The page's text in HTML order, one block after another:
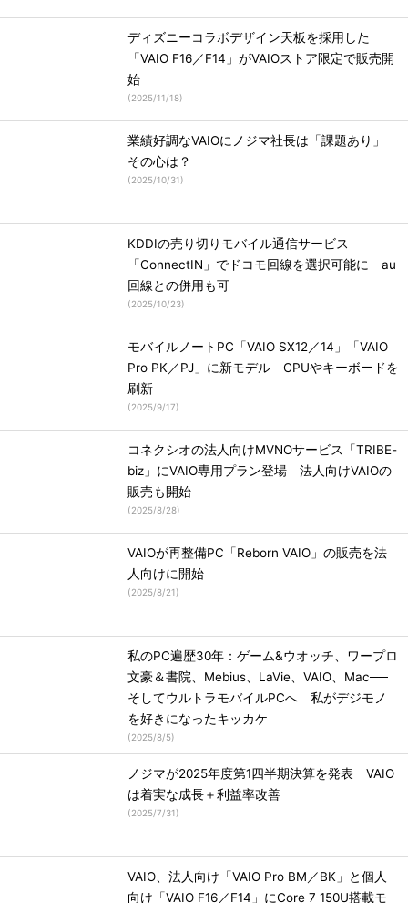
ディズニーコラボデザイン天板を採用した
「VAIO F16／F14」がVAIOストア限定で販売開
始
(2025/11/18)
業績好調なVAIOにノジマ社長は「課題あり」
その心は？
(2025/10/31)
KDDIの売り切りモバイル通信サービス
「ConnectIN」でドコモ回線を選択可能に au
回線との併用も可
(2025/10/23)
モバイルノートPC「VAIO SX12／14」「VAIO
Pro PK／PJ」に新モデル CPUやキーボードを
刷新
(2025/9/17)
コネクシオの法人向けMVNOサービス「TRIBE-
biz」にVAIO専用プラン登場 法人向けVAIOの
販売も開始
(2025/8/28)
VAIOが再整備PC「Reborn VAIO」の販売を法
人向けに開始
(2025/8/21)
私のPC遍歴30年：ゲーム&ウオッチ、ワープロ
文豪＆書院、Mebius、LaVie、VAIO、Mac──
そしてウルトラモバイルPCへ 私がデジモノ
を好きになったキッカケ
(2025/8/5)
ノジマが2025年度第1四半期決算を発表 VAIO
は着実な成長＋利益率改善
(2025/7/31)
VAIO、法人向け「VAIO Pro BM／BK」と個人
向け「VAIO F16／F14」にCore 7 150U搭載モ